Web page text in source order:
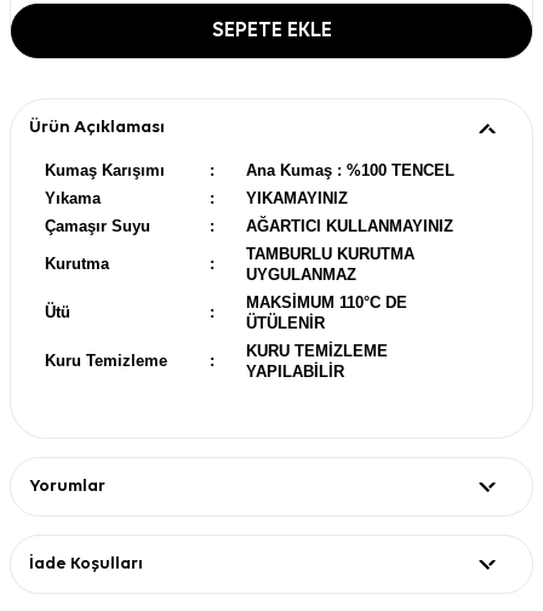
SEPETE EKLE
Ürün Açıklaması
Kumaş Karışımı :
Ana Kumaş : %100 TENCEL
Yıkama
:
YIKAMAYINIZ
Çamaşır Suyu
: AĞARTICI KULLANMAYINIZ
Kurutma :
TAMBURLU KURUTMA
UYGULANMAZ
Ütü :
MAKSİMUM 110°C DE
ÜTÜLENİR
Kuru Temizleme :
KURU TEMİZLEME
YAPILABİLİR
Yorumlar
İade Koşulları